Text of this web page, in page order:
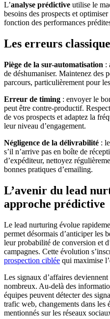
L’analyse prédictive utilise le
besoins des prospects et
fonction des performances
Les erreurs
Piège de la sur-automatisation :
de déshumaniser. Maintenez des
parcours, particulièrement pour
Erreur de timing : envoyer le
peut être contre-productif.
de vos prospects et adaptez la
leur niveau d’engagement.
Négligence de la délivrabilité :
s’il n’arrive pas en boîte de
d’expéditeur, nettoyez
bonnes pratiques d’emailing.
L’avenir du lead
approche prédictive
Le lead nurturing évolue
permet désormais d’anticiper les
leur probabilité de conversion et
campagnes. Cette évolution
prospection ciblée qui maximise
Les signaux d’affaires
nombreux. Au-delà des
équipes peuvent détecter des
trafic web, changements dans les
mentionnés sur les réseaux